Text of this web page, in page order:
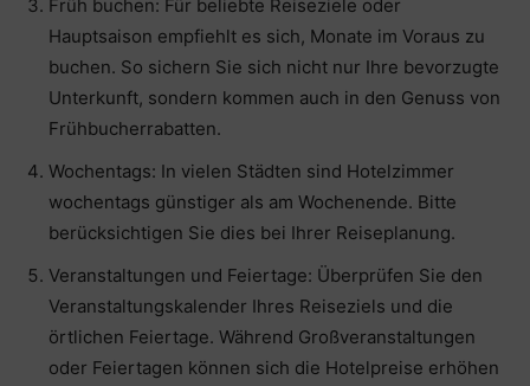
Früh buchen: Für beliebte Reiseziele oder
Hauptsaison empfiehlt es sich, Monate im Voraus zu
buchen. So sichern Sie sich nicht nur Ihre bevorzugte
Unterkunft, sondern kommen auch in den Genuss von
Frühbucherrabatten.
Wochentags: In vielen Städten sind Hotelzimmer
wochentags günstiger als am Wochenende. Bitte
berücksichtigen Sie dies bei Ihrer Reiseplanung.
Veranstaltungen und Feiertage: Überprüfen Sie den
Veranstaltungskalender Ihres Reiseziels und die
örtlichen Feiertage. Während Großveranstaltungen
oder Feiertagen können sich die Hotelpreise erhöhen